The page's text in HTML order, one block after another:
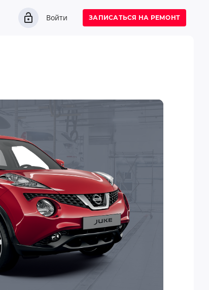
Войти ЗАПИСАТЬСЯ НА РЕМОНТ